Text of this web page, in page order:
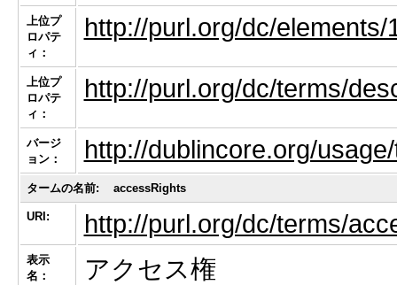
上位プ
ロパテ
ィ：
http://purl.org/dc/elements/
上位プ
ロパテ
ィ：
http://purl.org/dc/terms/
バージ
ョン：
http://dublincore.org/
タームの名前: accessRights
URI: http://purl.org/dc/terms/
表示
名：
アクセス権